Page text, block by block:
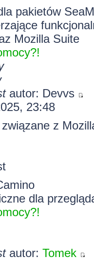
pakietów
Mozilla Suite
autor: Devvs
23:48
z
dla
autor: Tomek